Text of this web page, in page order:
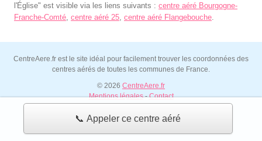
📞 Appeler ce centre aéré
l'Église" est visible via les liens suivants : centre aéré Bourgogne-
Franche-Comté centre aéré 25 centre aéré Flangebouche
CentreAere.fr est le site idéal pour facilement trouver les coordonnées des
centres aérés de toutes les communes de France.
© 2026 CentreAere.fr
Mentions légales-Contact